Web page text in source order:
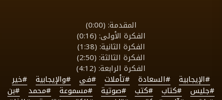
المقدمة: (0:00)
الفكرة الأولى: (0:16)
الفكرة الثانية: (1:38)
الفكرة الثالثة: (2:50)
الفكرة الرابعة: (4:12)
#الإيجابية #السعادة #تأملات #في #والإيجابية
#خير
#جليس
#كتاب #كتب #صوتية #مسموعة #محمد
#بن